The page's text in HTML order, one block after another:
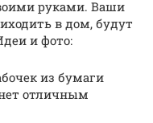
руками. Ваши
в дом, будут
и фото:
из бумаги
отличным